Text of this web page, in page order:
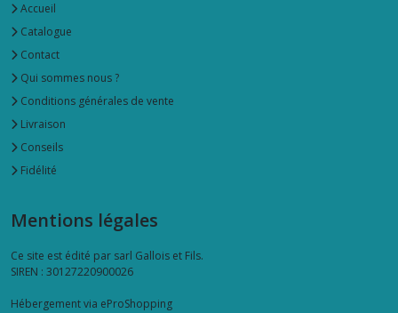
Accueil
Catalogue
Contact
Qui sommes nous ?
Conditions générales de vente
Livraison
Conseils
Fidélité
Mentions légales
Ce site est édité par sarl Gallois et Fils.
SIREN : 30127220900026
Hébergement via eProShopping